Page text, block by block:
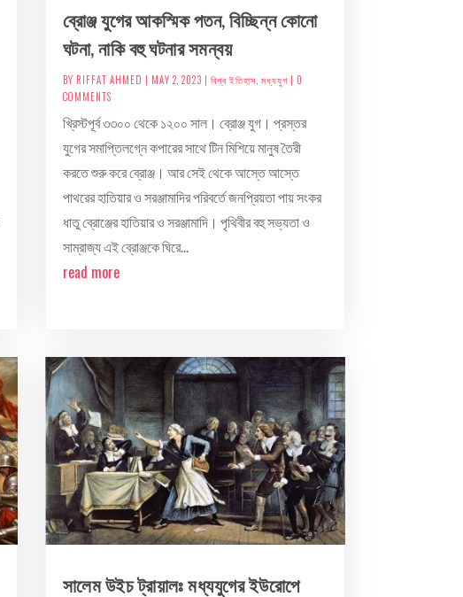
ব্রোঞ্জ যুগের আকস্মিক পতন, বিচ্ছিন্ন কোনো
ঘটনা, নাকি বহু ঘটনার সমন্বয়
BY RIFFAT AHMED | MAY 2, 2023 | বিশ্ব ইতিহাস, মধ্যযুগ| 0
COMMENTS
খ্রিস্টপূর্ব ৩৩০০ থেকে ১২০০ সাল। ব্রোঞ্জ যুগ। প্রস্তর
যুগের সমাপ্তিলগ্নে কপারের সাথে টিন মিশিয়ে মানুষ তৈরী
করতে শুরু করে ব্রোঞ্জ। আর সেই থেকে আস্তে আস্তে
পাথরের হাতিয়ার ও সরঞ্জামাদির পরিবর্তে জনপ্রিয়তা পায় সংকর
ধাতু ব্রোঞ্জের হাতিয়ার ও সরঞ্জামাদি। পৃথিবীর বহু সভ্যতা ও
সাম্রাজ্য এই ব্রোঞ্জকে ঘিরে...
read more
সালেম উইচ ট্রায়ালঃ মধ্যযুগের ইউরোপে